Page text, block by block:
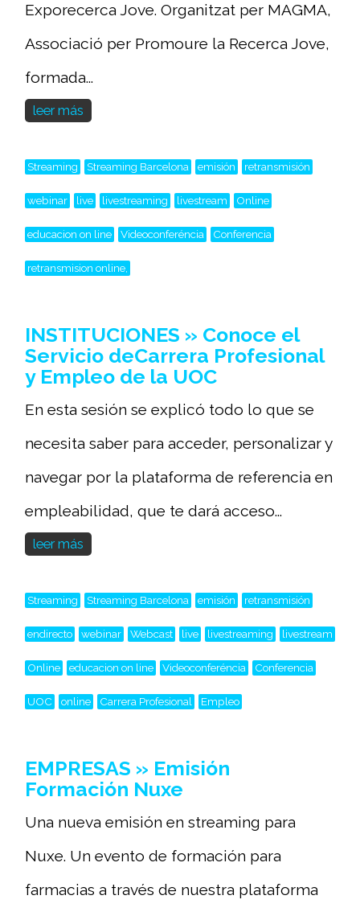
Exporecerca Jove. Organitzat per MAGMA,
Associació per Promoure la Recerca Jove,
formada...
leer más
Streaming Streaming Barcelona emisión retransmisión
webinar live livestreaming livestream Online
educacion on line Videoconferéncia Conferencia
retransmision online,
INSTITUCIONES » Conoce el
Servicio deCarrera Profesional
y Empleo de la UOC
En esta sesión se explicó todo lo que se
necesita saber para acceder, personalizar y
navegar por la plataforma de referencia en
empleabilidad, que te dará acceso...
leer más
Streaming Streaming Barcelona emisión retransmisión
endirecto webinar Webcast live livestreaming livestream
Online educacion on line Videoconferéncia Conferencia
UOC online Carrera Profesional Empleo
EMPRESAS » Emisión
Formación Nuxe
Una nueva emisión en streaming para
Nuxe. Un evento de formación para
farmacias a través de nuestra plataforma